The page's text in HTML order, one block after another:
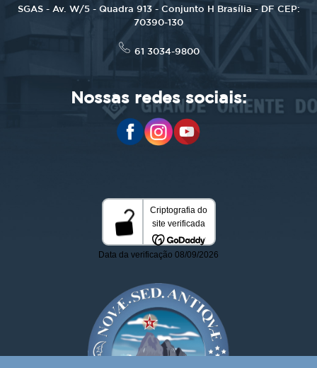
SGAS - Av. W/5 - Quadra 913 - Conjunto H Brasília - DF CEP:
70390-130
61 3034-9800
Nossas redes sociais: